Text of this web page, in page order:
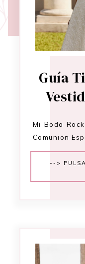
Guía
Mi Boda
Comunion Esp
-->